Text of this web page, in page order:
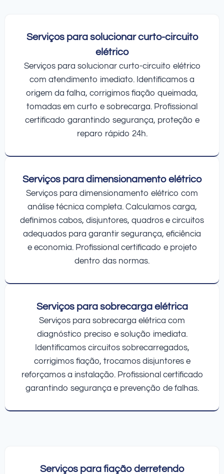
Serviços para solucionar curto-circuito
elétrico
Serviços para solucionar curto-circuito elétrico
com atendimento imediato. Identificamos a
origem da falha, corrigimos fiação queimada,
tomadas em curto e sobrecarga. Profissional
certificado garantindo segurança, proteção e
reparo rápido 24h.
Serviços para dimensionamento elétrico
Serviços para dimensionamento elétrico com
análise técnica completa. Calculamos carga,
definimos cabos, disjuntores, quadros e circuitos
adequados para garantir segurança, eficiência
e economia. Profissional certificado e projeto
dentro das normas.
Serviços para sobrecarga elétrica
Serviços para sobrecarga elétrica com
diagnóstico preciso e solução imediata.
Identificamos circuitos sobrecarregados,
corrigimos fiação, trocamos disjuntores e
reforçamos a instalação. Profissional certificado
garantindo segurança e prevenção de falhas.
Serviços para fiação derretendo